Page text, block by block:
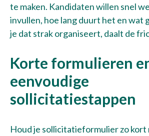
te maken. Kandidaten willen snel
invullen, hoe lang duurt het en wat
je dat strak organiseert, daalt de
Korte formulieren
eenvoudige
sollicitatiestappen
Houd je sollicitatieformulier zo kort